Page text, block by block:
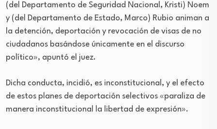
(del Departamento de Seguridad Nacional, Kristi) Noem
y (del Departamento de Estado, Marco) Rubio animan a
la detención, deportación y revocación de visas de no
ciudadanos basándose únicamente en el discurso
político», apuntó el juez.
Dicha conducta, incidió, es inconstitucional, y el efecto
de estos planes de deportación selectivos «paraliza de
manera inconstitucional la libertad de expresión».